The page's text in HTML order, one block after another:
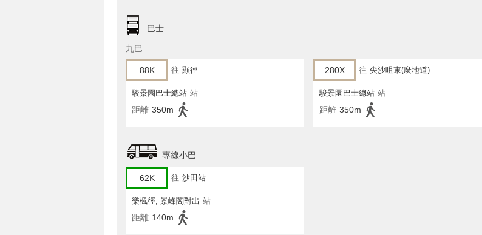
巴士
九巴
88K 往 顯徑
駿景園巴士總站 站
距離 350m
280X 往 尖沙咀東(麼地道)
駿景園巴士總站 站
距離 350m
專線小巴
62K 往 沙田站
樂楓徑, 景峰閣對出 站
距離 140m